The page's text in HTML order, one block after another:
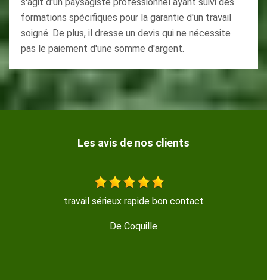
formations spécifiques pour la garantie d'un travail
soigné. De plus, il dresse un devis qui ne nécessite
pas le paiement d'une somme d'argent.
Les avis de nos clients
rapide bon contact